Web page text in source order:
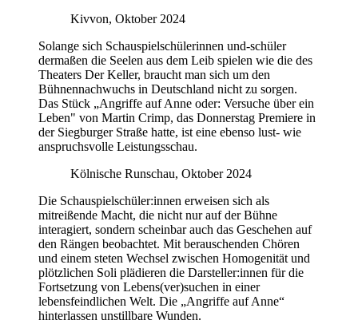
Kivvon, Oktober 2024
Solange sich Schauspielschülerinnen und-schüler
dermaßen die Seelen aus dem Leib spielen wie die des
Theaters Der Keller, braucht man sich um den
Bühnennachwuchs in Deutschland nicht zu sorgen.
Das Stück „Angriffe auf Anne oder: Versuche über ein
Leben" von Martin Crimp, das Donnerstag Premiere in
der Siegburger Straße hatte, ist eine ebenso lust- wie
anspruchsvolle Leistungsschau.
Kölnische Runschau, Oktober 2024
Die Schauspielschüler:innen erweisen sich als
mitreißende Macht, die nicht nur auf der Bühne
interagiert, sondern scheinbar auch das Geschehen auf
den Rängen beobachtet. Mit berauschenden Chören
und einem steten Wechsel zwischen Homogenität und
plötzlichen Soli plädieren die Darsteller:innen für die
Fortsetzung von Lebens(ver)suchen in einer
lebensfeindlichen Welt. Die „Angriffe auf Anne“
hinterlassen unstillbare Wunden.